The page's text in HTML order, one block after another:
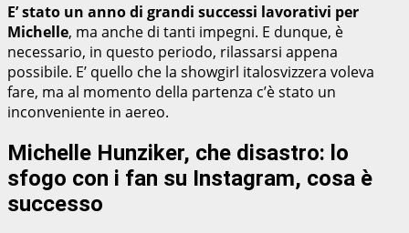
E’ stato un anno di grandi successi lavorativi per
Michelle, ma anche di tanti impegni. E dunque, è
necessario, in questo periodo, rilassarsi appena
possibile. E’ quello che la showgirl italosvizzera voleva
fare, ma al momento della partenza c’è stato un
inconveniente in aereo.
Michelle Hunziker, che disastro: lo
sfogo con i fan su Instagram, cosa è
successo